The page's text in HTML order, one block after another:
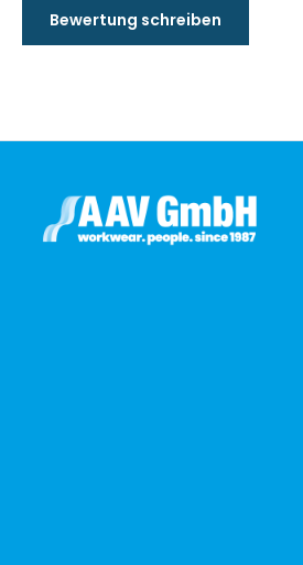
Bewertung schreiben